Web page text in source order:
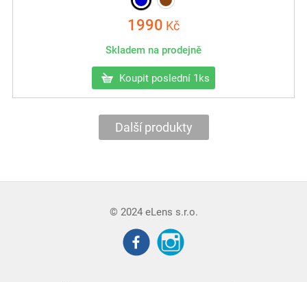
1990 Kč
Skladem na prodejně
Koupit poslední 1ks
Další produkty
© 2024 eLens s.r.o.